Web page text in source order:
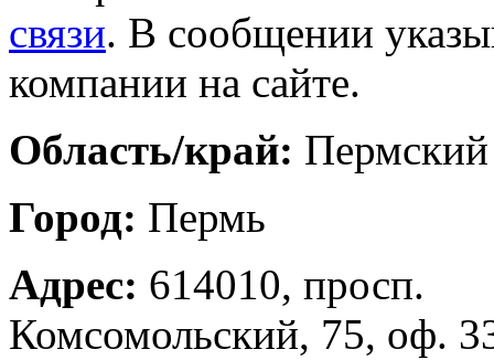
связи. В сообщении
компании на сайте.
Область/край:
Город: Пермь
Адрес: 614010, просп.
Комсомольский, 75, оф.